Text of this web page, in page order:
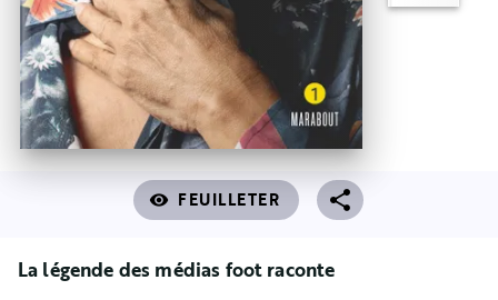
visibility FEUILLETER
La légende des médias foot raconte